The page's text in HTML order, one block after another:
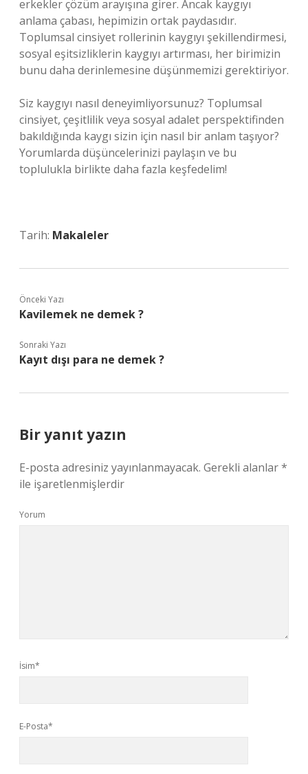
erkekler çözüm arayışına girer. Ancak kaygıyı
anlama çabası, hepimizin ortak paydasıdır.
Toplumsal cinsiyet rollerinin kaygıyı şekillendirmesi,
sosyal eşitsizliklerin kaygıyı artırması, her birimizin
bunu daha derinlemesine düşünmemizi gerektiriyor.
Siz kaygıyı nasıl deneyimliyorsunuz? Toplumsal
cinsiyet, çeşitlilik veya sosyal adalet perspektifinden
bakıldığında kaygı sizin için nasıl bir anlam taşıyor?
Yorumlarda düşüncelerinizi paylaşın ve bu
toplulukla birlikte daha fazla keşfedelim!
Tarih: Makaleler
Önceki Yazı
Kavilemek ne demek ?
Sonraki Yazı
Kayıt dışı para ne demek ?
Bir yanıt yazın
E-posta adresiniz yayınlanmayacak. Gerekli alanlar*
ile işaretlenmişlerdir
Yorum
İsim*
E-Posta*